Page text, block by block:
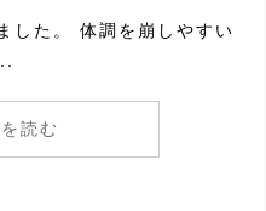
した。 体調を崩しやすい
読む